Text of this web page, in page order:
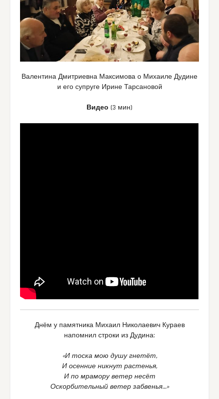
Валентина Дмитриевна Максимова о Михаиле Дудине
и его супруге Ирине Тарсановой
Видео (3 мин)
Днём у памятника Михаил Николаевич Кураев
напомнил строки из Дудина:
«И тоска мою душу гнетёт,
И осенние никнут растенья,
И по мрамору ветер несёт
Оскорбительный ветер забвенья…»